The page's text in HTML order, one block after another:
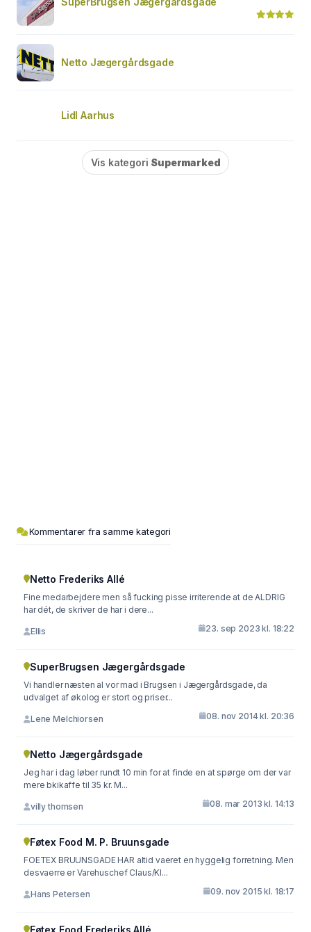
Netto Jægergårdsgade
Lidl Aarhus
Vis kategori Supermarked
Kommentarer fra samme kategori
Netto Frederiks Allé
Fine medarbejdere men så fucking pisse irriterende at de ALDRIG
har dét, de skriver de har i dere...
Ellis 23. sep 2023 kl. 18:22
SuperBrugsen Jægergårdsgade
Vi handler næsten al vor mad i Brugsen i Jægergårdsgade, da
udvalget af økolog er stort og priser...
Lene Melchiorsen 08. nov 2014 kl. 20:36
Netto Jægergårdsgade
Jeg har i dag løber rundt 10 min for at finde en at spørge om der var
mere bkikaffe til 35 kr. M...
villy thomsen 08. mar 2013 kl. 14:13
Føtex Food M. P. Bruunsgade
FOETEX BRUUNSGADE HAR altid vaeret en hyggelig forretning. Men
desvaerre er Varehuschef Claus/Kl...
Hans Petersen 09. nov 2015 kl. 18:17
Føtex Food Frederiks Allé